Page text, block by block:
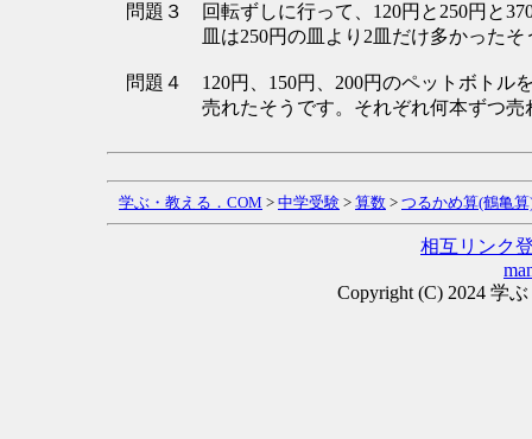
問題３
回転ずしに行って、120円と250円と
皿は250円の皿より2皿だけ多かっ
問題４
120円、150円、200円のペットボトル
売れたそうです。それぞれ何本ず
学ぶ・教える．COM > 中学受験 > 算数 > つるかめ算(鶴亀算
相互リンク
Copyright (C) 2024 学